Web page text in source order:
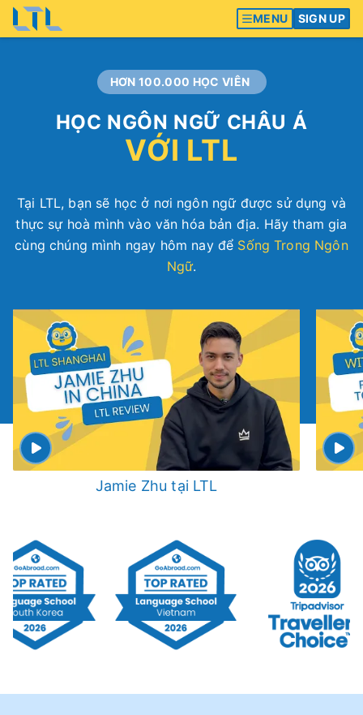
MENU SIGN UP
HƠN 100.000 HỌC VIÊN
HỌC NGÔN NGỮ CHÂU Á
VỚI LTL
Tại LTL, bạn sẽ học ở nơi ngôn ngữ được sử dụng và
thực sự hoà mình vào văn hóa bản địa. Hãy tham gia
cùng chúng mình ngay hôm nay để Sống Trong Ngôn
Ngữ.
Jamie Zhu tại LTL